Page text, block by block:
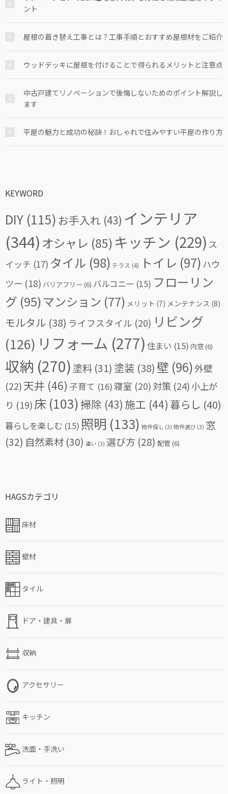
ント
屋根の葺き替え工事とは？工事手順とおすすめ屋根材をご紹介
ウッドデッキに屋根を付けることで得られるメリットと注意点
中古戸建てリノベーションで後悔しないためのポイント解説し
ます
平屋の魅力と成功の秘訣！おしゃれで住みやすい平屋の作り方
KEYWORD
DIY (115) お手入れ (43) インテリア
(344) オシャレ (85) キッチン (229) ス
イッチ (17) タイル (98) テラス (4) トイレ (97) ハウ
ツー (18) バリアフリー (6) バルコニー (15) フローリン
グ (95)マンション (77) メリット (7) メンテナンス (8)
モルタル (38) ライフスタイル (20) リビング
(126) リフォーム (277) 住まい (15) 内窓(6)
収納 (270) 塗料 (31) 塗装 (38) 壁 (96)外壁
(22)天井 (46) 子育て (16)寝室 (20) 対策 (24)小上が
り (19) 床 (103)掃除 (43) 施工 (44) 暮らし (40)
暮らしを楽しむ (15) 照明 (133) 物件探し (3) 物件選び (3) 窓
(32) 自然素材 (30) 違い (3) 選び方 (28) 配管(6)
HAGSカテゴリ
床材
壁材
タイル
ドア・建具・扉
収納
アクセサリー
キッチン
洗面・手洗い
ライト・照明